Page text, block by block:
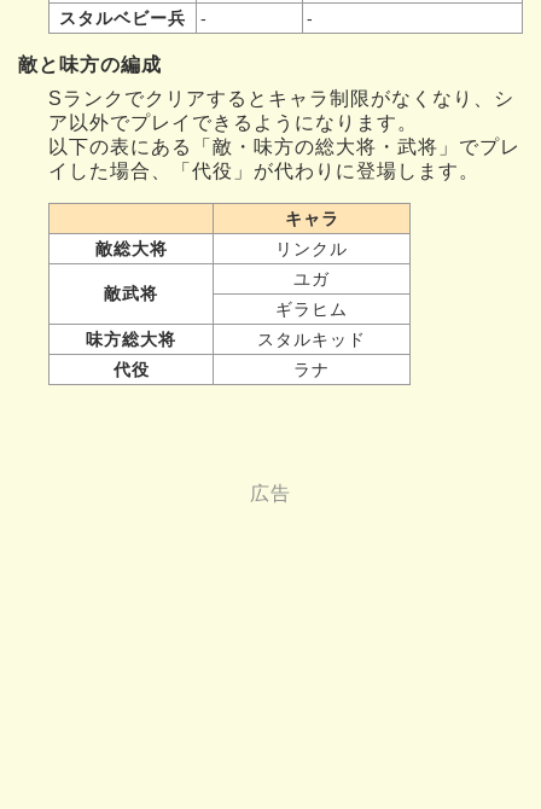
スタルベビー兵
- -
敵と味方の編成
Sランクでクリアするとキャラ制限がなくなり、シ
ア以外でプレイできるようになります。
以下の表にある「敵・味方の総大将・武将」でプレ
イした場合、「代役」が代わりに登場します。
キャラ
敵総大将
リンクル
敵武将
ユガ
ギラヒム
味方総大将
スタルキッド
代役
ラナ